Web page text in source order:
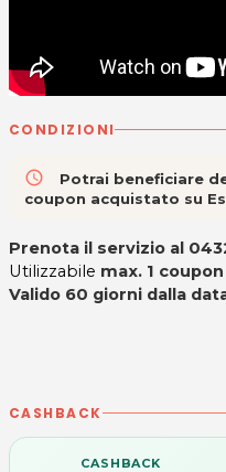
CONDIZIONI
access_time
Potrai beneficiare
coupon acquistato su
Prenota il servizio al
Utilizzabile max. 1
Valido 60 giorni dalla
CASHBACK
CASHBACK